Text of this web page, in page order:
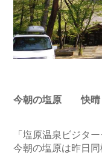
今朝の塩原 快
「塩原温泉ビジター
今朝の塩原は昨日同